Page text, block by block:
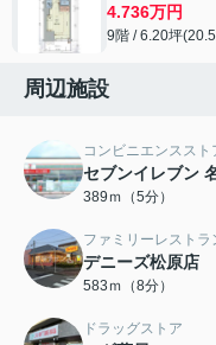
4.736万円
9階 / 6.20坪
周辺施設
コンビニエンススト
セブンイレブン
389ｍ（5分）
ファミリーレストラ
デニーズ松原店
583ｍ（8分）
ドラッグストア